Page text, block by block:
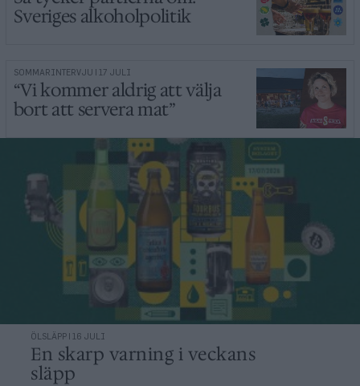
Sveriges alkoholpolitik
SOMMARINTERVJU | 17 JULI
“Vi kommer aldrig att välja
bort att servera mat”
ÖLSLÄPP | 16 JULI
En skarp varning i veckans
släpp